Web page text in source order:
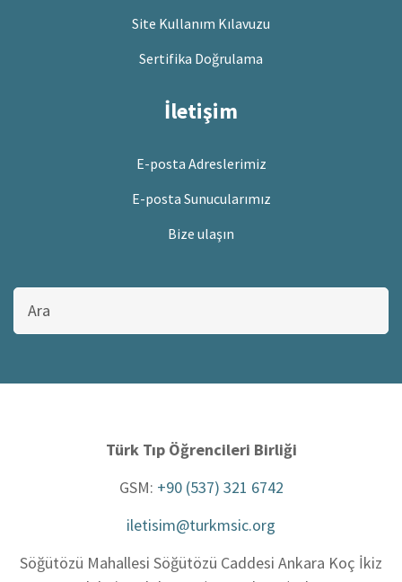
Site Kullanım Kılavuzu
Sertifika Doğrulama
İletişim
E-posta Adreslerimiz
E-posta Sunucularımız
Bize ulaşın
Bu
sitede
ara
Türk Tıp Öğrencileri Birliği
GSM: +90 (537) 321 6742
iletisim@turkmsic.org
Söğütözü Mahallesi Söğütözü Caddesi Ankara Koç İkiz